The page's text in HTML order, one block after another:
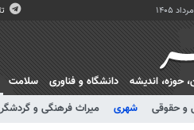
حوزه، انديشه دانشگاه و فناوری سلامت
و حقوقی شهری میراث فرهنگی و